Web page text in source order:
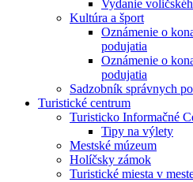
Vydanie
Kultúra a šport
Oznámenie o
podujatia
Oznámenie o
podujatia
Sadzobník správnych
Turistické centrum
Turisticko Informačné
Tipy na výlety
Mestské múzeum
Holíčsky zámok
Turistické miesta v